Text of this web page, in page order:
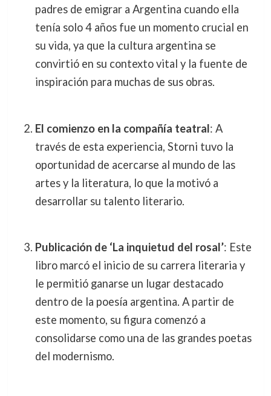
padres de emigrar a Argentina cuando ella
tenía solo 4 años fue un momento crucial en
su vida, ya que la cultura argentina se
convirtió en su contexto vital y la fuente de
inspiración para muchas de sus obras.
El comienzo en la compañía teatral: A
través de esta experiencia, Storni tuvo la
oportunidad de acercarse al mundo de las
artes y la literatura, lo que la motivó a
desarrollar su talento literario.
Publicación de ‘La inquietud del rosal’: Este
libro marcó el inicio de su carrera literaria y
le permitió ganarse un lugar destacado
dentro de la poesía argentina. A partir de
este momento, su figura comenzó a
consolidarse como una de las grandes poetas
del modernismo.